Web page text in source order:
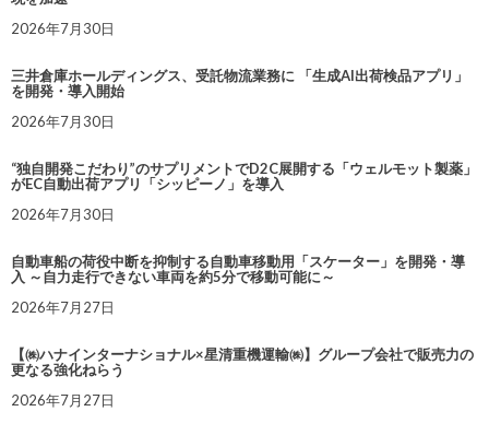
2026年7月30日
三井倉庫ホールディングス、受託物流業務に 「生成AI出荷検品アプリ」
を開発・導入開始
2026年7月30日
“独自開発こだわり”のサプリメントでD2C展開する「ウェルモット製薬」
がEC自動出荷アプリ「シッピーノ」を導入
2026年7月30日
自動車船の荷役中断を抑制する自動車移動用「スケーター」を開発・導
入 ～自力走行できない車両を約5分で移動可能に～
2026年7月27日
【㈱ハナインターナショナル×星清重機運輸㈱】グループ会社で販売力の
更なる強化ねらう
2026年7月27日